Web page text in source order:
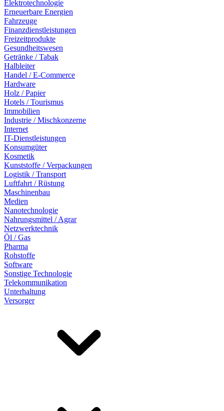
Elektrotechnologie
Erneuerbare Energien
Fahrzeuge
Finanzdienstleistungen
Freizeitprodukte
Gesundheitswesen
Getränke / Tabak
Halbleiter
Handel / E-Commerce
Hardware
Holz / Papier
Hotels / Tourismus
Immobilien
Industrie / Mischkonzerne
Internet
IT-Dienstleistungen
Konsumgüter
Kosmetik
Kunststoffe / Verpackungen
Logistik / Transport
Luftfahrt / Rüstung
Maschinenbau
Medien
Nanotechnologie
Nahrungsmittel / Agrar
Netzwerktechnik
Öl / Gas
Pharma
Rohstoffe
Software
Sonstige Technologie
Telekommunikation
Unterhaltung
Versorger